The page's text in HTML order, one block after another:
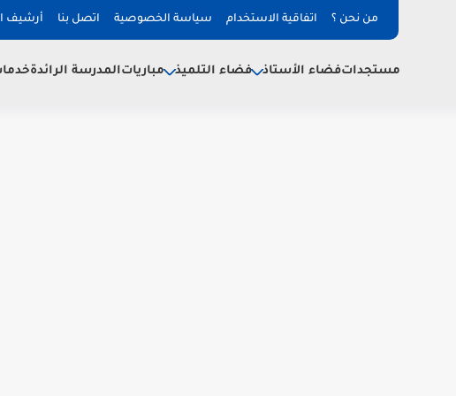
من نحن ؟ اتفاقية الاستخدام سياسة الخصوصية اتصل بنا أرشيف
مستجداتفضاء الأستاذ فضاء التلميذ مبارياتالمدرسة الرائدة